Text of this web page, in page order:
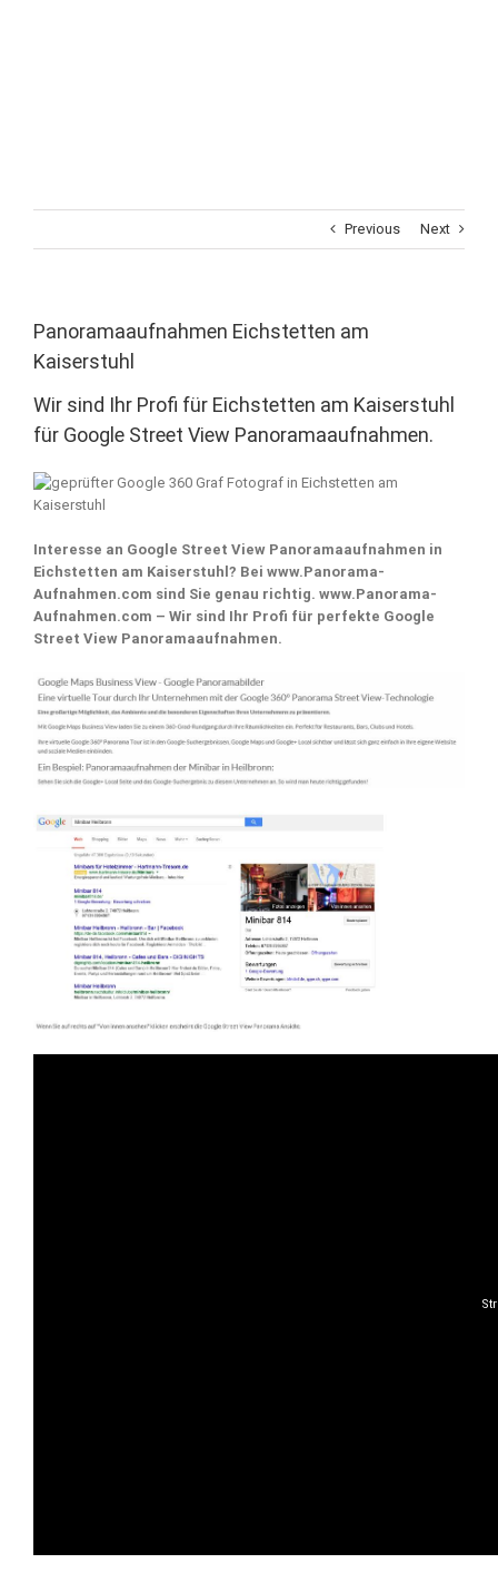
Previous Next
Panoramaaufnahmen Eichstetten am
Kaiserstuhl
Wir sind Ihr Profi für Eichstetten am Kaiserstuhl
für Google Street View Panoramaaufnahmen.
Interesse an Google Street View Panoramaaufnahmen in
Eichstetten am Kaiserstuhl? Bei www.Panorama-
Aufnahmen.com sind Sie genau richtig. www.Panorama-
Aufnahmen.com – Wir sind Ihr Profi für perfekte Google
Street View Panoramaaufnahmen.